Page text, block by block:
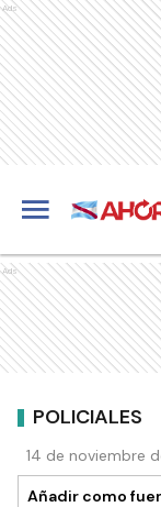
Ads
Ads
POLICIALES
14 de noviembre
Añadir como